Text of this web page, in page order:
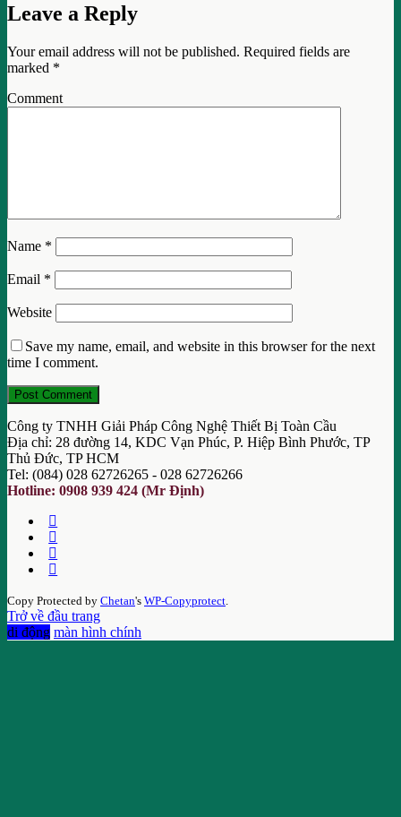
Leave a Reply
Your email address will not be published. Required fields are
marked *
Comment
Name *
Email *
Website
Save my name, email, and website in this browser for the next
time I comment.
Công ty TNHH Giải Pháp Công Nghệ Thiết Bị Toàn Cầu
Địa chỉ: 28 đường 14, KDC Vạn Phúc, P. Hiệp Bình Phước, TP
Thủ Đức, TP HCM
Tel: (084) 028 62726265 - 028 62726266
Hotline: 0908 939 424 (Mr Định)
Copy Protected by Chetan's WP-Copyprotect.
Trở về đầu trang
di động màn hình chính